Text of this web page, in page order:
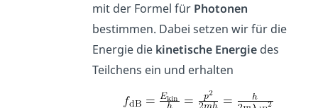
mit der Formel für Photonen
bestimmen. Dabei setzen wir für die
Energie die kinetische Energie des
Teilchens ein und erhalten